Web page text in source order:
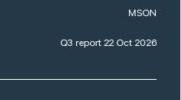
MSON
Q3 report 22 Oct 2026